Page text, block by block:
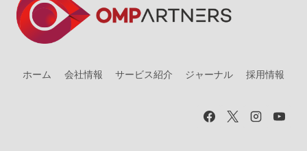
ホーム 会社情報 サービス紹介 ジャーナル 採用情報